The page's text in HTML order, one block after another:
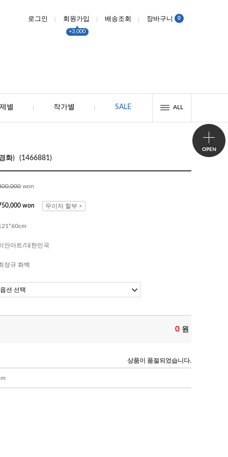
로그인 회원가입
+3,000
배송조회 장바구니 0
별 작가별 SALE ALL
화) (1466881)
won
won 무이자 할부 >
안아트/대한민국
장규 화백
0 원
상품이 품절되었습니다.